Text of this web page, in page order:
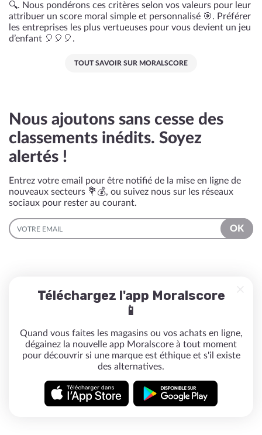
🔍. Nous pondérons ces critères selon vos valeurs pour leur
attribuer un score moral simple et personnalisé 🎯. Préférer
les entreprises les plus vertueuses pour vous devient un jeu
d’enfant 🎈🎈🎈.
TOUT SAVOIR SUR MORALSCORE
Nous ajoutons sans cesse des
classements inédits. Soyez
alertés !
Entrez votre email pour être notifié de la mise en ligne de
nouveaux secteurs 💐💰, ou suivez nous sur les réseaux
sociaux pour rester au courant.
EMAIL
OK
Téléchargez l'app Moralscore
📱
Quand vous faites les magasins ou vos achats en ligne,
dégainez la nouvelle app Moralscore à tout moment
pour découvrir si une marque est éthique et s'il existe
des alternatives.